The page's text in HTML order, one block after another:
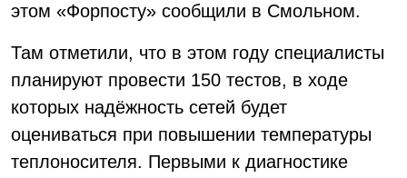
этом «Форпосту» сообщили в Смольном.
Там отметили, что в этом году специалисты
планируют провести 150 тестов, в ходе
которых надёжность сетей будет
оцениваться при повышении температуры
теплоносителя. Первыми к диагностике